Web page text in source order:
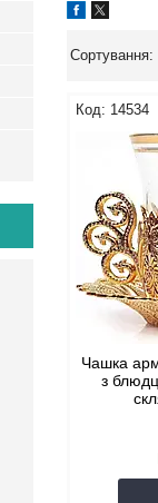
14534
Чашка
з